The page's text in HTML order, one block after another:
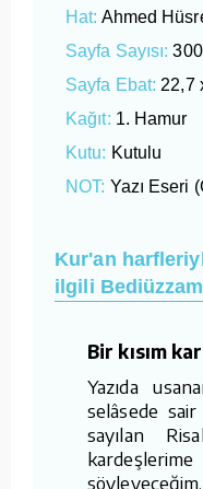
Hat: Ahmed
Sayfa Sayısı: 300
Sayfa Ebat: 22,7
Kağıt: 1. Hamur
Kutu: Kutulu
NOT: Yazı Eseri
Kur'an
ilgili
Bir kısım
Yazıda
selâsede
sayılan
söyleyeceğim.